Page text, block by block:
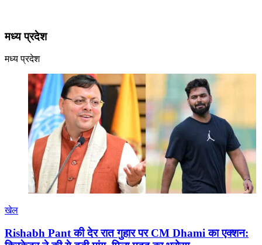
मध्य प्रदेश
मध्य प्रदेश
खेल
Rishabh Pant की देर रात गुहार पर CM Dhami का एक्शन: